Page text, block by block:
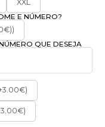
XXL
E NÚMERO?
QUE DESEJA